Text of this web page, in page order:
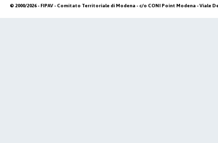
© 2000/2026 - FIPAV - Comitato Territoriale di Modena - c/o CONI Point Modena - Viale